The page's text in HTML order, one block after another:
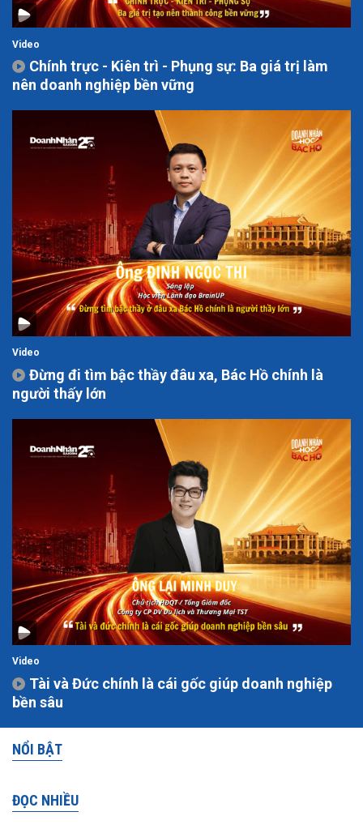
Video
Chính trực - Kiên trì - Phụng sự: Ba giá trị làm
nên doanh nghiệp bền vững
Video
Đừng đi tìm bậc thầy đâu xa, Bác Hồ chính là
người thấy lớn
Video
Tài và Đức chính là cái gốc giúp doanh nghiệp
bền sâu
NỔI BẬT
ĐỌC NHIỀU